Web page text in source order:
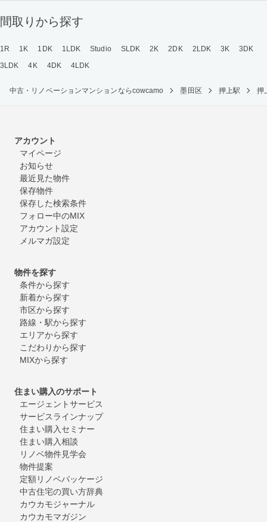
間取りから探す
1R 1K 1DK 1LDK Studio SLDK 2K 2DK 2LDK 3K
3DK
3LDK
4K 4DK 4LDK
中古・リノベーションマンションならcowcamo 墨田区 押上駅 押
アカウント
マイページ
お知らせ
最近見た物件
保存物件
保存した検索条件
フォロー中のMIX
アカウント設定
メルマガ設定
物件を探す
条件から探す
新着から探す
市区から探す
路線・駅から探す
エリアから探す
こだわりから探す
MIXから探す
住まい購入のサポート
エージェントサービス
サービスラインナップ
住まい購入セミナー
住まい購入相談
リノベ物件見学会
物件提案
定額リノベパッケージ
中古住宅の買い方辞典
カウカモジャーナル
カウカモマガジン